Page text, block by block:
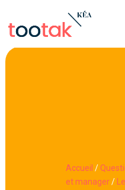
Accueil /
et manager /